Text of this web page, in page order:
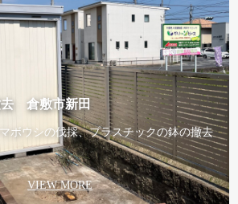
倉敷市新田
ボウシの伐採、プラスチックの鉢の撤去
VIEW MORE